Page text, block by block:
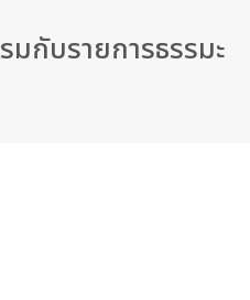
มกับรายการธรรมะ